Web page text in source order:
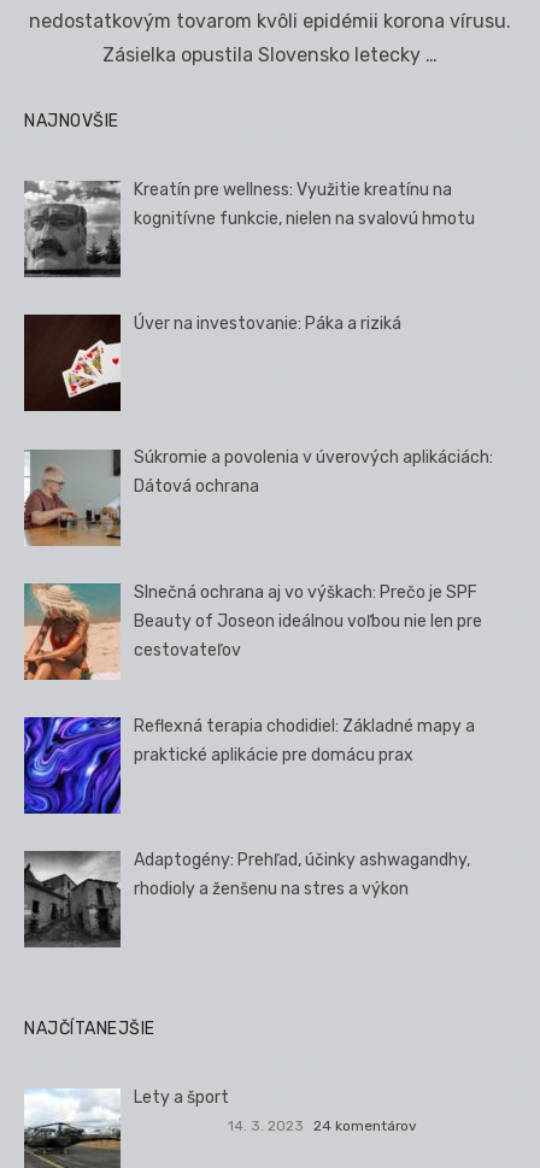
nedostatkovým tovarom kvôli epidémii korona vírusu.
Zásielka opustila Slovensko letecky …
NAJNOVŠIE
Kreatín pre wellness: Využitie kreatínu na
kognitívne funkcie, nielen na svalovú hmotu
Úver na investovanie: Páka a riziká
Súkromie a povolenia v úverových aplikáciách:
Dátová ochrana
Slnečná ochrana aj vo výškach: Prečo je SPF
Beauty of Joseon ideálnou voľbou nie len pre
cestovateľov
Reflexná terapia chodidiel: Základné mapy a
praktické aplikácie pre domácu prax
Adaptogény: Prehľad, účinky ashwagandhy,
rhodioly a ženšenu na stres a výkon
NAJČÍTANEJŠIE
Lety a šport
14. 3. 2023 24 komentárov